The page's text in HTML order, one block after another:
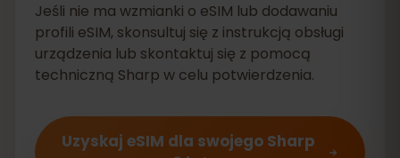
Jeśli nie ma wzmianki o eSIM lub dodawaniu
profili eSIM, skonsultuj się z instrukcją obsługi
urządzenia lub skontaktuj się z pomocą
techniczną Sharp w celu potwierdzenia.
Uzyskaj eSIM dla swojego Sharp